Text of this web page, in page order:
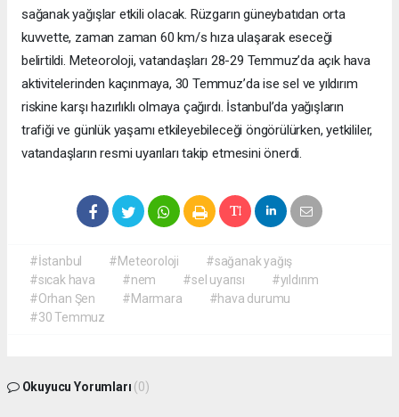
sağanak yağışlar etkili olacak. Rüzgarın güneybatıdan orta
kuvvette, zaman zaman 60 km/s hıza ulaşarak eseceği
belirtildi. Meteoroloji, vatandaşları 28-29 Temmuz’da açık hava
aktivitelerinden kaçınmaya, 30 Temmuz’da ise sel ve yıldırım
riskine karşı hazırlıklı olmaya çağırdı. İstanbul’da yağışların
trafiği ve günlük yaşamı etkileyebileceği öngörülürken, yetkililer,
vatandaşların resmi uyarıları takip etmesini önerdi.
#İstanbul #Meteoroloji
#sağanak yağış
#sıcak hava
#nem #sel uyarısı
#yıldırım
#Orhan Şen
#Marmara
#hava durumu
#30 Temmuz
Okuyucu Yorumları (0)